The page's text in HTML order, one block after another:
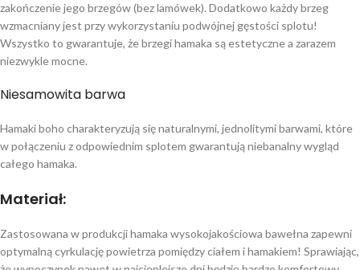
zakończenie jego brzegów (bez lamówek). Dodatkowo każdy brzeg
wzmacniany jest przy wykorzystaniu podwójnej gęstości splotu!
Wszystko to gwarantuje, że brzegi hamaka są estetyczne a zarazem
niezwykle mocne.
Niesamowita barwa
Hamaki boho charakteryzują się naturalnymi, jednolitymi barwami, które
w połączeniu z odpowiednim splotem gwarantują niebanalny wygląd
całego hamaka.
Materiał:
Zastosowana w produkcji hamaka wysokojakościowa bawełna zapewni
optymalną cyrkulację powietrza pomiędzy ciałem i hamakiem! Sprawiając,